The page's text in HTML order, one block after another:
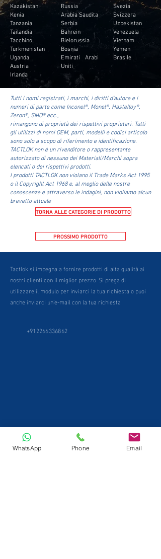
Kazakistan
Kenia
Tanzania
Tailandia
Tacchino
Turkmenistan
Uganda
Austria
Irlanda
Russia
Arabia Saudita
Serbia
Bahrein
Bielorussia
Bosnia
Emirati Arabi
Uniti
Svezia
Svizzera
Uzbekistan
Venezuela
Vietnam
Yemen
Brasile
Tutti i nomi registrati, i marchi, i diritti d'autore e i
numeri di parte come Inconel®, Monel®, Hastelloy®,
Zeron®, SMO® ecc.,
rimangono di proprietà dei rispettivi proprietari. Tutti
gli utilizzi di nomi OEM, parti, modelli e codici articolo
sono solo a scopo di riferimento e identificazione.
TACTLOK non è un rivenditore o rappresentante
autorizzato di nessuno dei Materiali/Marchi sopra
elencati o dei rispettivi prodotti.
I prodotti TACTLOK non violano il Trade Marks Act 1995
o il Copyright Act 1968 e, al meglio delle nostre
conoscenze e attraverso le indagini, non violiamo alcun
brevetto attuale
TORNA ALLE CATEGORIE DI PRODOTTO
PROSSIMO PRODOTTO
Tactlok si impegna a fornire prodotti di alta qualità ai
nostri clienti con il miglior prezzo. Si prega di
utilizzare il modulo per inviarci la tua richiesta o puoi
anche inviarci un'e-mail con la tua richiesta
+912266336862
WhatsApp Phone Email